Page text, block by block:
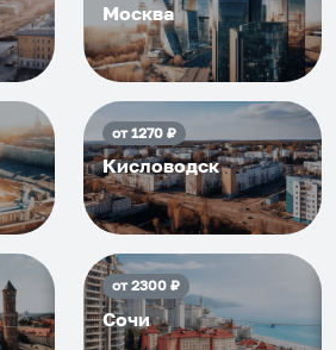
Москва
от1270₽
Кисловодск
от2300₽
Сочи